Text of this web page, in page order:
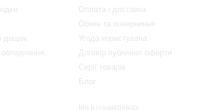
дощок
обладнання
Оплата і доставка
Обмін та повернення
Угода користувача
Договір публічної оферти
Серії товарів
Блог
Ми в соцмережах